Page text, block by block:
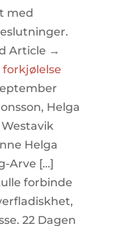
med
Article →
Helga
Helga
Arve […]
forbinde
22 Dagen